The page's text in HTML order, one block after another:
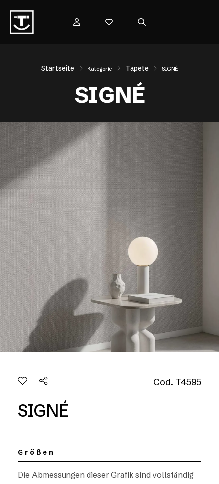
Startseite Kategorie Tapete SIGNÉ
SIGNÉ
Cod. T4595
SIGNÉ
Größen
Die Abmessungen dieser Grafik sind vollständig